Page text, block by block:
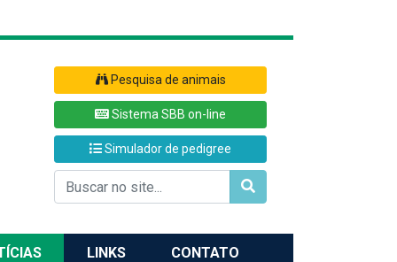
Pesquisa de animais
Sistema SBB on-line
Simulador de pedigree
LINKS CONTATO